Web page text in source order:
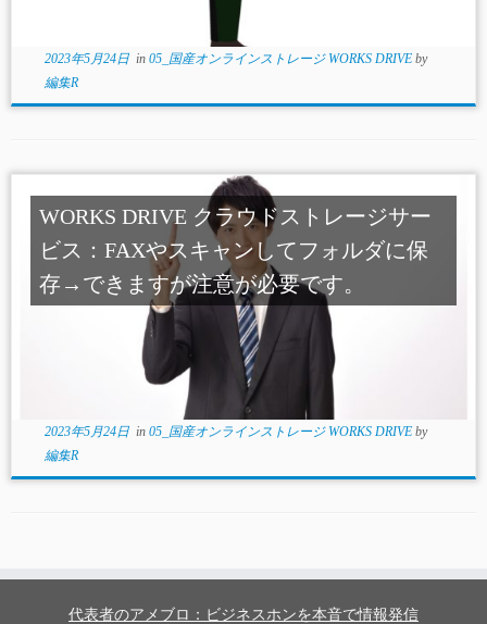
2023年5月24日in 05_国産オンラインストレージ WORKS DRIVE by
編集R
WORKS DRIVE クラウドストレージサー
ビス：FAXやスキャンしてフォルダに保
存→できますが注意が必要です。
2023年5月24日in 05_国産オンラインストレージ WORKS DRIVE by
編集R
代表者のアメブロ：ビジネスホンを本音で情報発信